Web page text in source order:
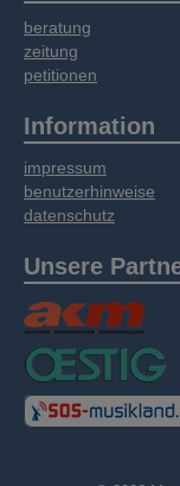
beratung
zeitung
petitionen
Information
impressum
benutzerhinweise
datenschutz
Unsere